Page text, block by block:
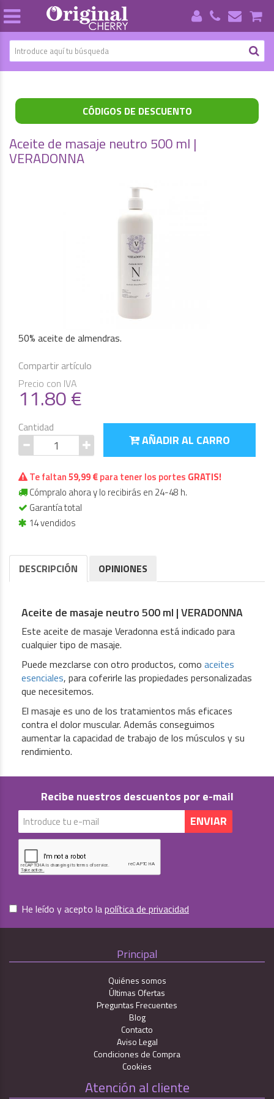
CÓDIGOS DE DESCUENTO
Aceite de masaje neutro 500 ml |
VERADONNA
50% aceite de almendras.
Compartir artículo
Precio con IVA
11.80€
Cantidad
AÑADIR AL CARRO
Te faltan59,99 €para tener los portes GRATIS!
Cómpralo ahora y lo recibirás en 24-48 h.
Garantía total
14 vendidos
DESCRIPCIÓN OPINIONES
Aceite de masaje neutro 500 ml | VERADONNA
Este aceite de masaje Veradonna está indicado para
cualquier tipo de masaje.
Puede mezclarse con otro productos, como aceites
esenciales, para coferirle las propiedades personalizadas
que necesitemos.
El masaje es uno de los tratamientos más eficaces
contra el dolor muscular. Además conseguimos
aumentar la capacidad de trabajo de los músculos y su
rendimiento.
Recibe nuestros descuentos por e-mail
He leído y acepto lapolítica de privacidad
Principal
Quiénes somos
Últimas Ofertas
Preguntas Frecuentes
Blog
Contacto
Aviso Legal
Condiciones de Compra
Cookies
Atención al cliente